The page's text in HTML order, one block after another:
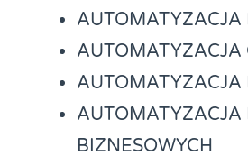
AUTOMATYZACJA
AUTOMATYZACJA
AUTOMATYZACJA
BIZNESOWYCH